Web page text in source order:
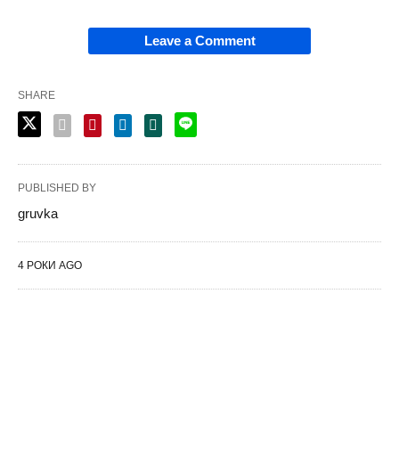
Leave a Comment
SHARE
PUBLISHED BY
gruvka
4 РОКИ AGO